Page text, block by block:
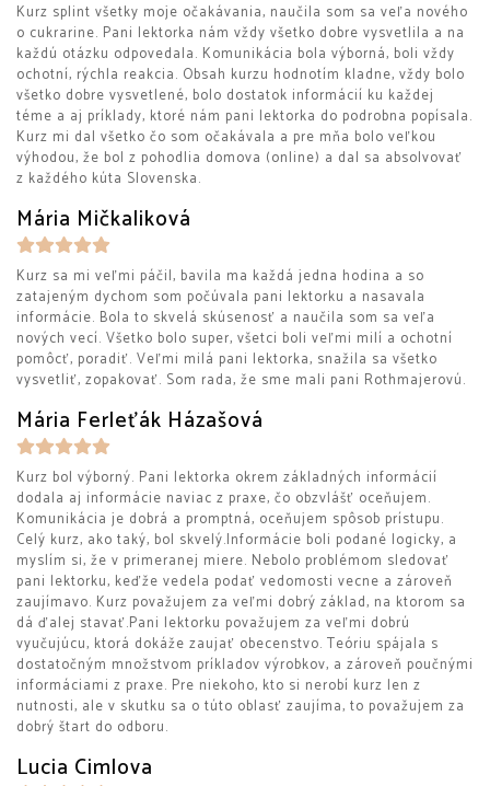
Kurz splint všetky moje očakávania, naučila som sa veľa nového
o cukrarine. Pani lektorka nám vždy všetko dobre vysvetlila a na
každú otázku odpovedala. Komunikácia bola výborná, boli vždy
ochotní, rýchla reakcia. Obsah kurzu hodnotím kladne, vždy bolo
všetko dobre vysvetlené, bolo dostatok informácií ku každej
téme a aj príklady, ktoré nám pani lektorka do podrobna popísala.
Kurz mi dal všetko čo som očakávala a pre mňa bolo veľkou
výhodou, že bol z pohodlia domova (online) a dal sa absolvovať
z každého kúta Slovenska.
Mária Mičkaliková
Kurz sa mi veľmi páčil, bavila ma každá jedna hodina a so
zatajeným dychom som počúvala pani lektorku a nasavala
informácie. Bola to skvelá skúsenosť a naučila som sa veľa
nových vecí. Všetko bolo super, všetci boli veľmi milí a ochotní
pomôcť, poradiť. Veľmi milá pani lektorka, snažila sa všetko
vysvetliť, zopakovať. Som rada, že sme mali pani Rothmajerovú.
Mária Ferleťák Házašová
Kurz bol výborný. Pani lektorka okrem základných informácií
dodala aj informácie naviac z praxe, čo obzvlášť oceňujem.
Komunikácia je dobrá a promptná, oceňujem spôsob prístupu.
Celý kurz, ako taký, bol skvelý.Informácie boli podané logicky, a
myslím si, že v primeranej miere. Nebolo problémom sledovať
pani lektorku, keďže vedela podať vedomosti vecne a zároveň
zaujímavo. Kurz považujem za veľmi dobrý základ, na ktorom sa
dá ďalej stavať.Pani lektorku považujem za veľmi dobrú
vyučujúcu, ktorá dokáže zaujať obecenstvo. Teóriu spájala s
dostatočným množstvom príkladov výrobkov, a zároveň poučnými
informáciami z praxe. Pre niekoho, kto si nerobí kurz len z
nutnosti, ale v skutku sa o túto oblasť zaujíma, to považujem za
dobrý štart do odboru.
Lucia Cimlova